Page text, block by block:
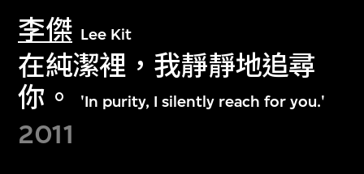
李傑 Lee Kit
在純潔裡，我靜靜地追尋
你。
'In purity, I silently reach for you.'
2011
文化藏品。